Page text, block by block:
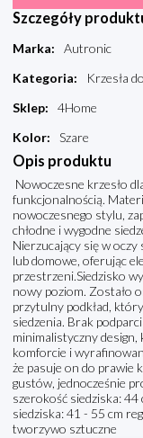
Szczegóły
Marka:
Autronic
Kategoria:
Krzesła
Sklep:
4Home
Kolor: Szare
Opis produktu
Nowoczesne krzesło
funkcjonalnością.
nowoczesnego stylu,
chłodne i wygodne
Nierzucający się w
lub domowe, oferując
przestrzeni.Siedzisko
nowy poziom. Zostało
przytulny podkład,
siedzenia. Brak
minimalistyczny
komforcie i
że pasuje on do prawie
gustów, jednocześnie
szerokość siedziska: 44
siedziska: 41 - 55 cm
tworzywo sztuczne